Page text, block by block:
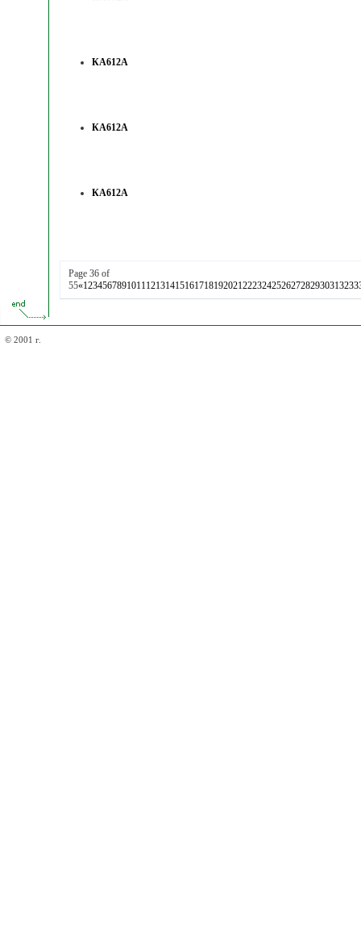
КА612А
КА612А
КА612А
Page 36 of
55«123456789101112131415161718192021222324252627282930313233
© 2001 г.